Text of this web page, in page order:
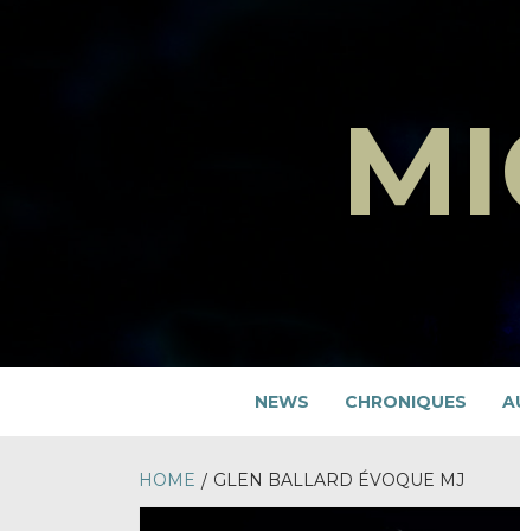
NEWS CHRONIQUES
HOME GLEN BALLARD ÉVOQUE MJ